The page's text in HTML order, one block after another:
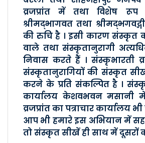
व्रजप्रांत में तथा विशेष
श्रीमद्भागवत तथा
की रुचि है । इसी कारण
वाले तथा संस्कृतानुरागी
निवास करते हैं । संस्कृभारती
संस्कृतानुरागियों की संस्कृत
करने के प्रति संकल्पित है ।
कार्यालय केशवभवन मसानी
व्रजप्रांत का पत्राचार कार्यालय
आप भी हमारे इस अभियान में
तो संस्कृत सीखें ही साथ में दूसरों